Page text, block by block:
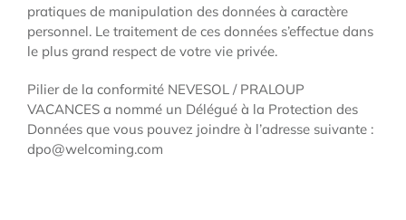
pratiques de manipulation des données à caractère
personnel. Le traitement de ces données s’effectue dans
le plus grand respect de votre vie privée.
Pilier de la conformité NEVESOL / PRALOUP
VACANCES a nommé un Délégué à la Protection des
Données que vous pouvez joindre à l’adresse suivante :
dpo@welcoming.com